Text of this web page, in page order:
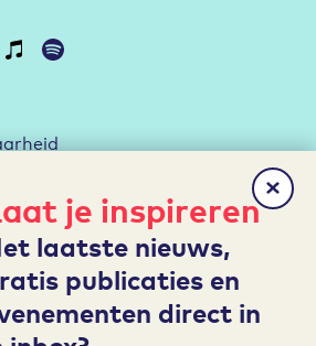
je inspireren
laatste nieuws,
publicaties en
direct in